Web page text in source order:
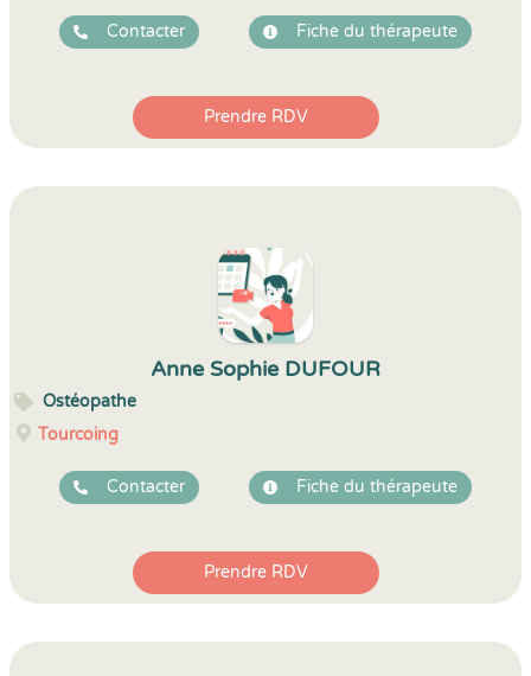
Contacter Fiche du thérapeute
Prendre RDV
Anne Sophie DUFOUR
Ostéopathe
Tourcoing
Contacter Fiche du thérapeute
Prendre RDV